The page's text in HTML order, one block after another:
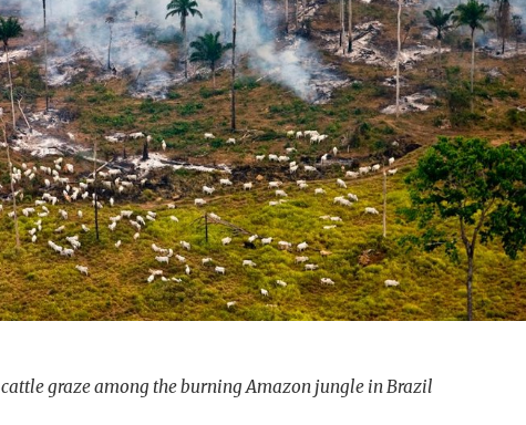
graze among the burning Amazon jungle in Brazil